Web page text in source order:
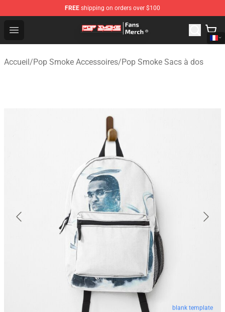
FREE shipping on orders over $100
Open menu
Pop Smoke Store - Official Pop Smoke Merchandise
Accueil/Pop Smoke Accessoires/Pop Smoke Sacs à dos
blank template